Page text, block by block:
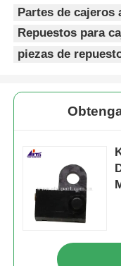
Partes de cajeros
Repuestos para
piezas de